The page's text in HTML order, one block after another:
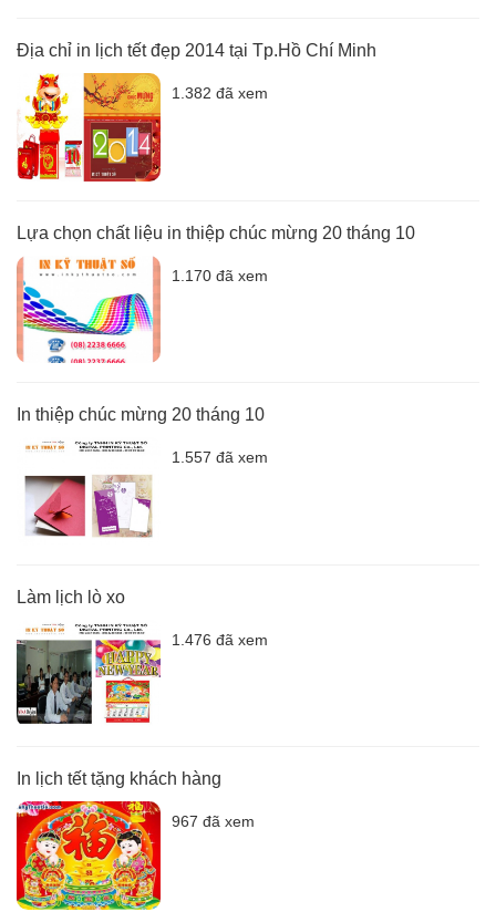
Địa chỉ in lịch tết đẹp 2014 tại Tp.Hồ Chí Minh
1.382 đã xem
Lựa chọn chất liệu in thiệp chúc mừng 20 tháng 10
1.170 đã xem
In thiệp chúc mừng 20 tháng 10
1.557 đã xem
Làm lịch lò xo
1.476 đã xem
In lịch tết tặng khách hàng
967 đã xem